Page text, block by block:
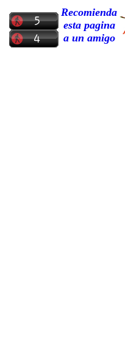
Recomienda
esta pagina
a un amigo